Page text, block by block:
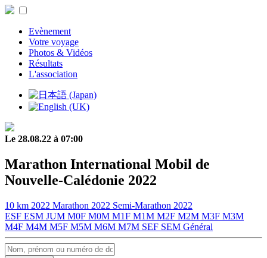
Evènement
Votre voyage
Photos & Vidéos
Résultats
L'association
Le 28.08.22 à 07:00
Marathon International Mobil de
Nouvelle-Calédonie 2022
10 km 2022 Marathon 2022 Semi-Marathon 2022
ESF ESM JUM M0F M0M M1F M1M M2F M2M M3F M3M
M4F M4M M5F M5M M6M M7M SEF SEM Général